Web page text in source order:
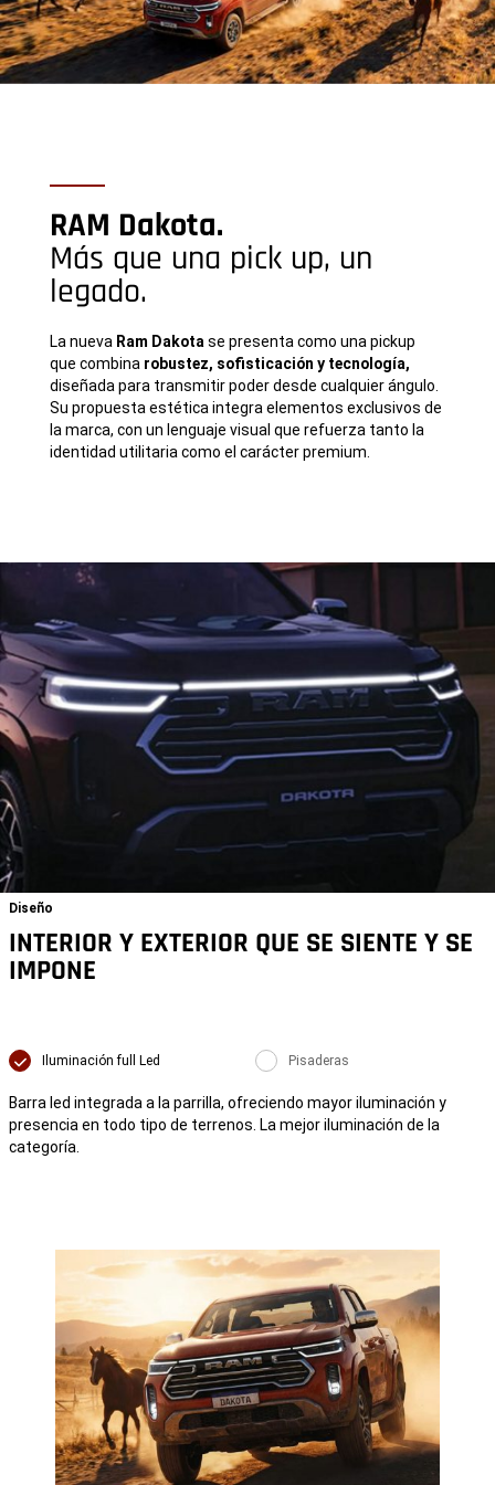
RAM Dakota.​
Más que una pick up, un
legado​.
La nueva Ram Dakotase presenta como una pickup
que combina robustez, sofisticación y tecnología,
diseñada para transmitir poder desde cualquier ángulo.
Su propuesta estética integra elementos exclusivos de
la marca, con un lenguaje visual que refuerza tanto la
identidad utilitaria como el carácter premium.​
Diseño
INTERIOR Y EXTERIOR QUE SE SIENTE Y SE
IMPONE
Iluminación full Led Pisaderas
Barra led integrada a la parrilla, ofreciendo mayor iluminación y
presencia en todo tipo de terrenos. La mejor iluminación de la
categoría.